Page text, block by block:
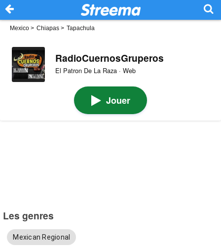
Mexico > Chiapas > Tapachula
RadioCuernosGruperos
El Patron De La Raza · Web
Jouer
Les genres
Mexican Regional